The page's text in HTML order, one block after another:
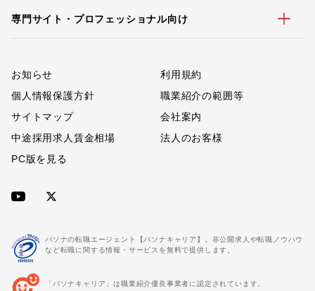
専門サイト・プロフェッショナル向け
お知らせ
利用規約
個人情報保護方針
職業紹介の範囲等
サイトマップ
会社案内
中途採用求人賃金相場
法人のお客様
PC版を見る
パソナの転職エージェント【パソナキャリア】。非公開求人や転職ノウハウ
など転職に関する情報・サービスを無料で提供します。
「パソナキャリア」は職業紹介優良事業者に認定されています。